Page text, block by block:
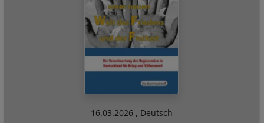
16.03.2026 , Deutsch